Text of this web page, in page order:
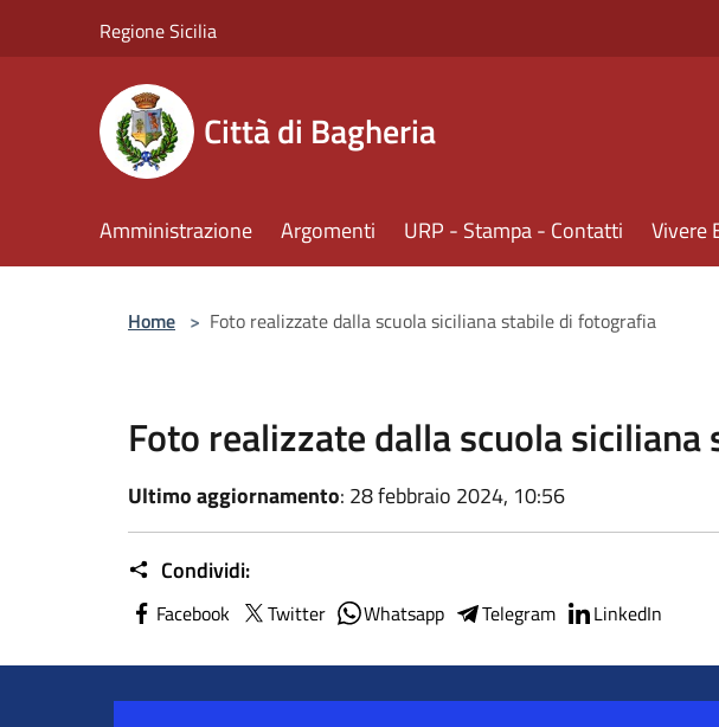
Regione Sicilia
Città di Bagheria
Amministrazione Argomenti URP - Stampa - Contatti Vivere
Home > Foto realizzate dalla scuola siciliana stabile di fotografia
Foto realizzate dalla scuola
Ultimo aggiornamento: 28 febbraio 2024, 10:56
Condividi:
Facebook Twitter Whatsapp Telegram LinkedIn